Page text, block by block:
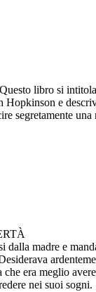
libro si intitola
Hopkinson e
segretamente una
dalla madre e
che era meglio avere
nei suoi sogni.